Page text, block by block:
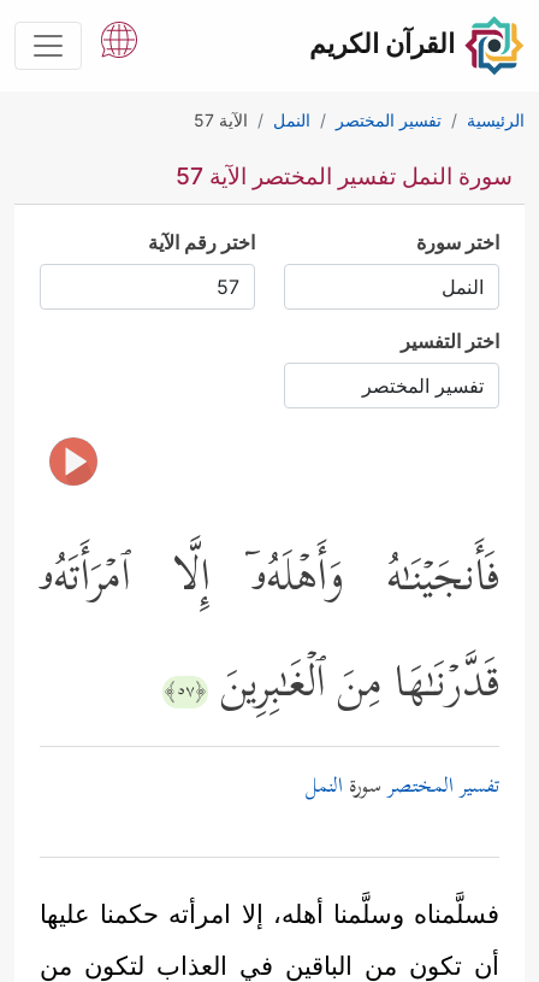
القرآن الكريم
الرئيسية تفسير المختصر النمل الآية 57
سورة النمل تفسير المختصر الآية 57
اختر سورة اختر رقم الآية
اختر التفسير
فَأَنجَیۡنَـٰهُ وَأَهۡلَهُۥۤ إِلَّا ٱمۡرَأَتَهُۥ
قَدَّرۡنَـٰهَا مِنَ ٱلۡغَـٰبِرِینَ ﴿٥٧﴾
تفسير المختصرسورة النمل
فسلَّمناه وسلَّمنا أهله، إلا امرأته حكمنا عليها
أن تكون من الباقين في العذاب لتكون من